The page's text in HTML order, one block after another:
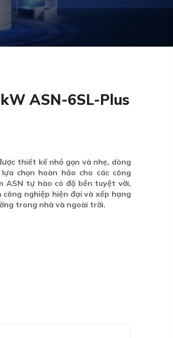
ASN-6SL-Plus
thiết kế nhỏ gọn và nhẹ, dòng
chọn hoàn hảo cho các công
ASN tự hào có độ bền tuyệt vời,
nghiệp hiện đại và xếp hạng
trong nhà và ngoài trời.